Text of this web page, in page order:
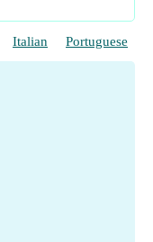
Italian Portuguese